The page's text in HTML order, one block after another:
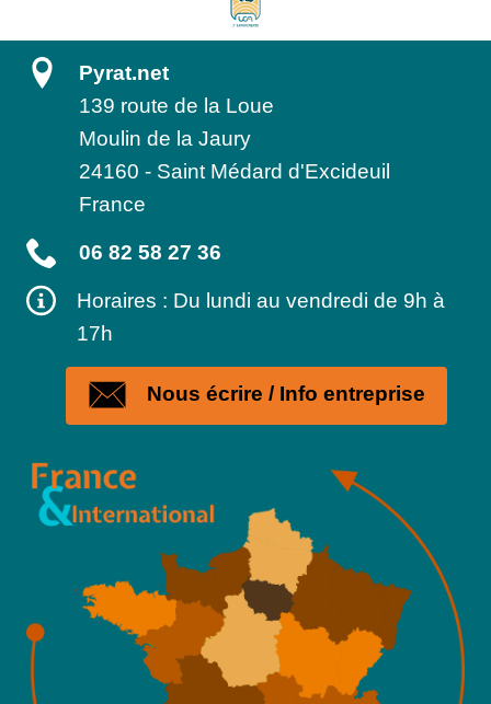
Pyrat.net
139 route de la Loue
Moulin de la Jaury
24160 - Saint Médard d'Excideuil
France
06 82 58 27 36
Horaires : Du lundi au vendredi de 9h à
17h
Nous écrire / Info entreprise